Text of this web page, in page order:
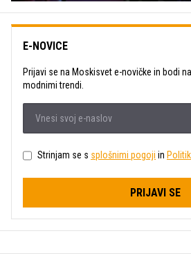
E-NOVICE
Prijavi se na Moskisvet e-novičke in bodi
modnimi trendi.
Strinjam se s splošnimi pogoji in
PRIJAVI SE